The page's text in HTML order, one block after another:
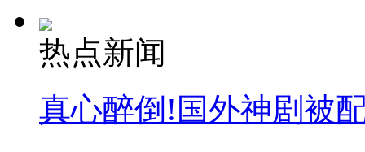
热点新闻
真心醉倒!国外神剧被